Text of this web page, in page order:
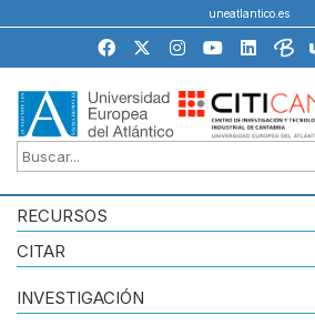
uneatlantico.es
RECURSOS
CITAR
INVESTIGACIÓN